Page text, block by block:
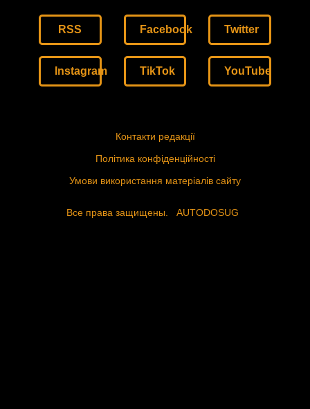
RSS Facebook Twitter
Instagram TikTok YouTube
Контакти редакції
Політика конфіденційності
Умови використання матеріалів сайту
Все права защищены. AUTODOSUG